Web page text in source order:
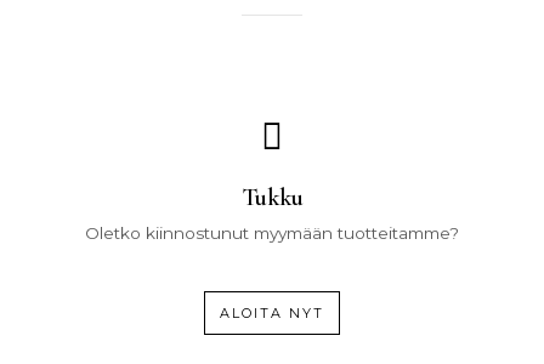
Tukku
Oletko kiinnostunut myymään tuotteitamme?
ALOITA NYT